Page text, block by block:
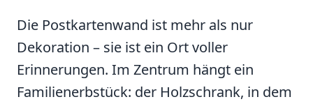
Die Postkartenwand ist mehr als nur
Dekoration – sie ist ein Ort voller
Erinnerungen. Im Zentrum hängt ein
Familienerbstück: der Holzschrank, in dem